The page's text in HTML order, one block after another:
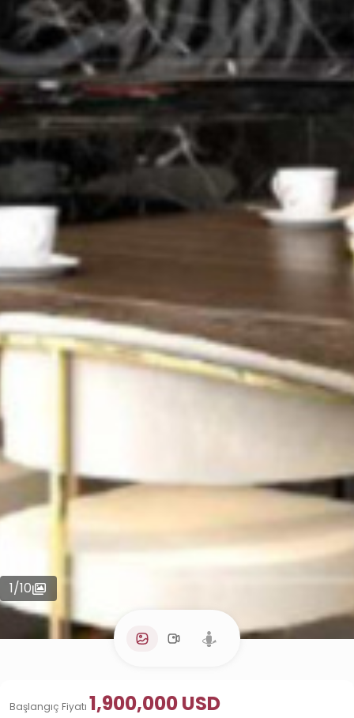
1/10
Başlangıç Fiyatı 1,900,000 USD